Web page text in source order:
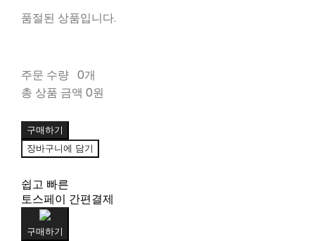
품절된 상품입니다.
주문 수량 0개
총 상품 금액 0원
구매하기
장바구니에 담기
쉽고 빠른
토스페이 간편결제
구매하기